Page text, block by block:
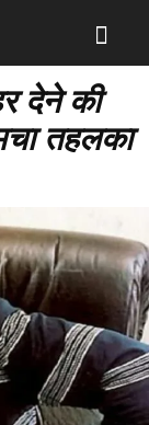
देने की
तहलका